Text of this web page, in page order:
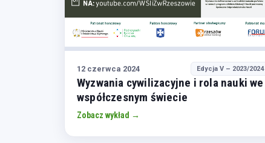
12 czerwca 2024 Edycja V – 2023/2024
Wyzwania cywilizacyjne i rola nauki we
współczesnym świecie
Zobacz wykład →